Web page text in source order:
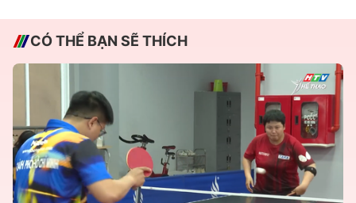
CÓ THỂ BẠN SẼ THÍCH